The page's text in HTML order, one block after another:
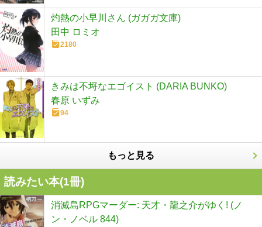
灼熱の小早川さん (ガガガ文庫)
田中 ロミオ
2180
きみは不埒なエゴイスト (DARIA BUNKO)
春原 いずみ
94
もっと見る
読みたい本(1冊)
消滅島RPGマーダー: 天才・龍之介がゆく! (ノ
ン・ノベル 844)